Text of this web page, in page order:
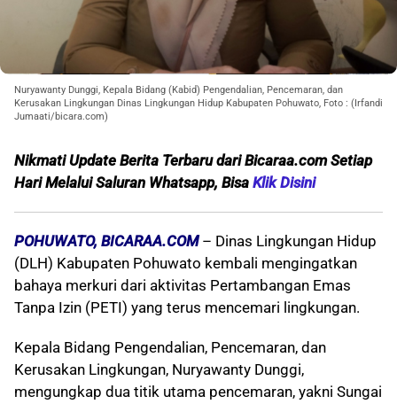
Nuryawanty Dunggi, Kepala Bidang (Kabid) Pengendalian, Pencemaran, dan
Kerusakan Lingkungan Dinas Lingkungan Hidup Kabupaten Pohuwato, Foto : (Irfandi
Jumaati/bicara.com)
Nikmati Update Berita Terbaru dari Bicaraa.com Setiap
Hari Melalui Saluran Whatsapp, Bisa Klik Disini
POHUWATO, BICARAA.COM– Dinas Lingkungan Hidup
(DLH) Kabupaten Pohuwato kembali mengingatkan
bahaya merkuri dari aktivitas Pertambangan Emas
Tanpa Izin (PETI) yang terus mencemari lingkungan.
Kepala Bidang Pengendalian, Pencemaran, dan
Kerusakan Lingkungan, Nuryawanty Dunggi,
mengungkap dua titik utama pencemaran, yakni Sungai